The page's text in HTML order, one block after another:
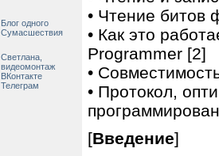
Блог одного
Сумасшествия
Светлана,
видеомонтаж
ВКонтакте
Телеграм
• Чтение битов
• Как это
Programmer [2]
•
• Протокол,
[Введение]